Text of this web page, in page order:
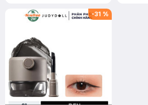
-31 %